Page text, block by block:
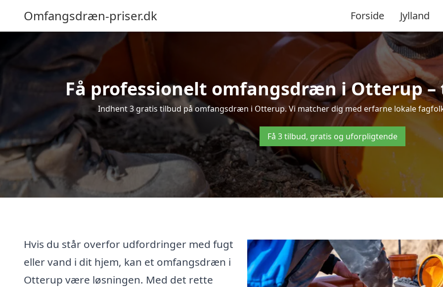
Omfangsdræn-priser.dk Forside Jylland
Få professionelt omfangsdræn i Otterup
Indhent 3 gratis tilbud på omfangsdræn i Otterup. Vi matcher dig med erfarne lokale
Få 3 tilbud, gratis og uforpligtende
Hvis du står overfor udfordringer med fugt
eller vand i dit hjem, kan et omfangsdræn i
Otterup være løsningen. Med det rette